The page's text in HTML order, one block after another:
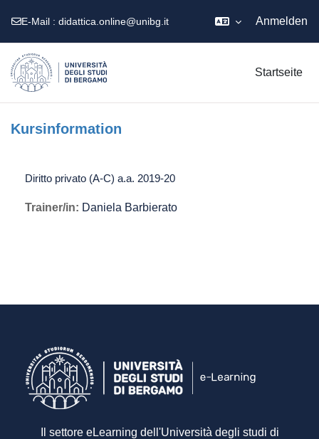
E-Mail : didattica.online@unibg.it Anmelden
Startseite
Kursinformation
Diritto privato (A-C) a.a. 2019-20
Trainer/in: Daniela Barbierato
Il settore eLearning dell'Università degli studi di